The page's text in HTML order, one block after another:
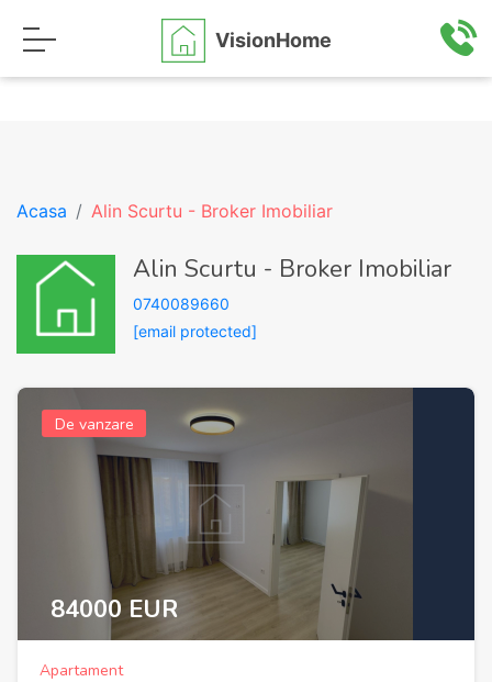
VisionHome
Acasa Alin Scurtu - Broker Imobiliar
Alin Scurtu - Broker Imobiliar
0740089660
[email protected]
De vanzare
84000 EUR
Apartament